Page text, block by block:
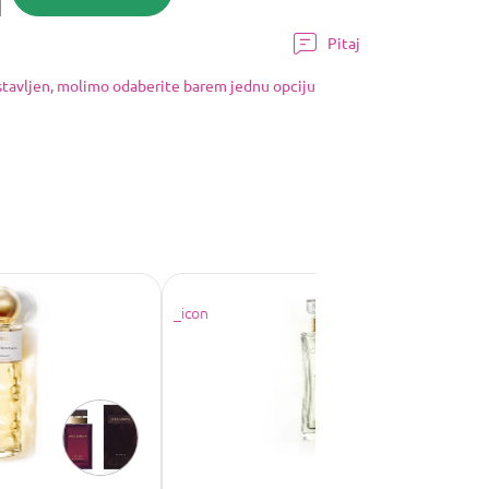
Pitaj
molimo odaberite barem jednu opciju